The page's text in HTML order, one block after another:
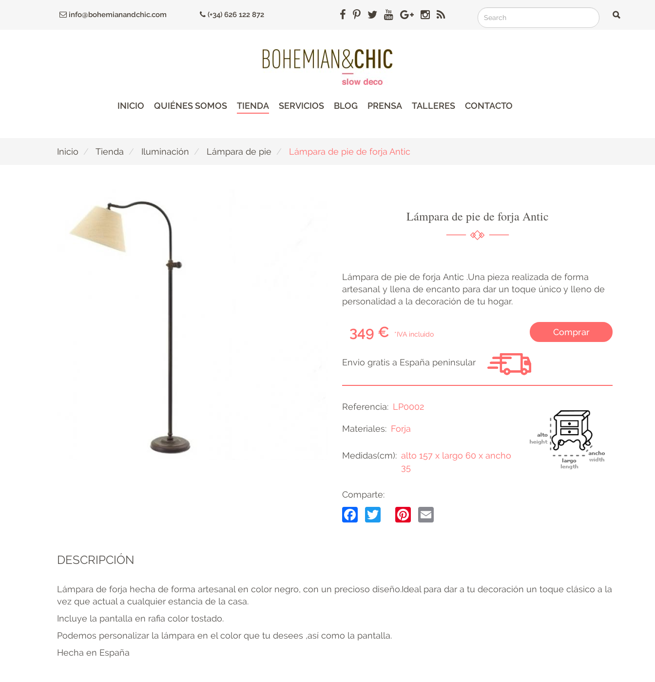
info@bohemianandchic.com (+34) 626 122 872
Search
Search
Search
INICIO QUIÉNES SOMOS TIENDA SERVICIOS BLOG PRENSA TALLERES CONTACTO
Inicio Tienda Iluminación Lámpara de pie Lámpara de pie de forja Antic
Lámpara de pie de forja Antic
Lámpara de pie de forja Antic .Una pieza realizada de forma
artesanal y llena de encanto para dar un toque único y lleno de
personalidad a la decoración de tu hogar.
349 € *IVA incluido Comprar
Envio gratis a España peninsular
Referencia LP0002
Materiales Forja
Medidas(cm)
alto 157 x largo 60 x ancho
35
Comparte:
Facebook
TwitterPinterest
DESCRIPCIÓN
Lámpara de forja hecha de forma artesanal en color negro, con un precioso diseño.Ideal para dar a tu decoración un toque clásico a la
vez que actual a cualquier estancia de la casa.
Incluye la pantalla en rafia color tostado.
Podemos personalizar la lámpara en el color que tu desees ,así como la pantalla.
Hecha en España